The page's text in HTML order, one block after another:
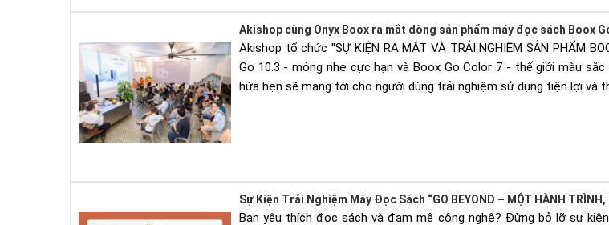
Akishop cùng Onyx Boox ra mắt dòng sản phẩm máy đọc sách Boox
Akishop tổ chức "SỰ KIỆN RA MẮT VÀ TRẢI NGHIỆM SẢN PHẨM
Go 10.3 - mỏng nhẹ cực hạn và Boox Go Color 7 - thế giới màu
hứa hẹn sẽ mang tới cho người dùng trải nghiệm sử dụng tiện lợi và
Sự Kiện Trải Nghiệm Máy Đọc Sách “GO BEYOND – MỘT HÀNH TRÌNH,
Bạn yêu thích đọc sách và đam mê công nghệ? Đừng bỏ lỡ sự